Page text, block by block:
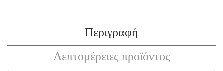
Περιγραφή
Λεπτομέρειες προϊόντος